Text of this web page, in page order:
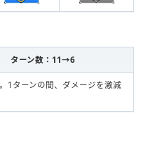
ターン数：11→6
1ターンの間、ダメージを激減